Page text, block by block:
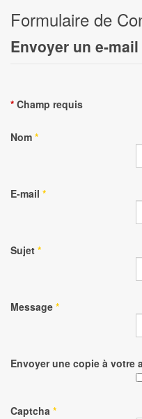
Formulaire de
Envoyer un e-mail
* Champ requis
Nom *
E-mail *
Sujet *
Message *
Envoyer une copie à votre
Captcha *